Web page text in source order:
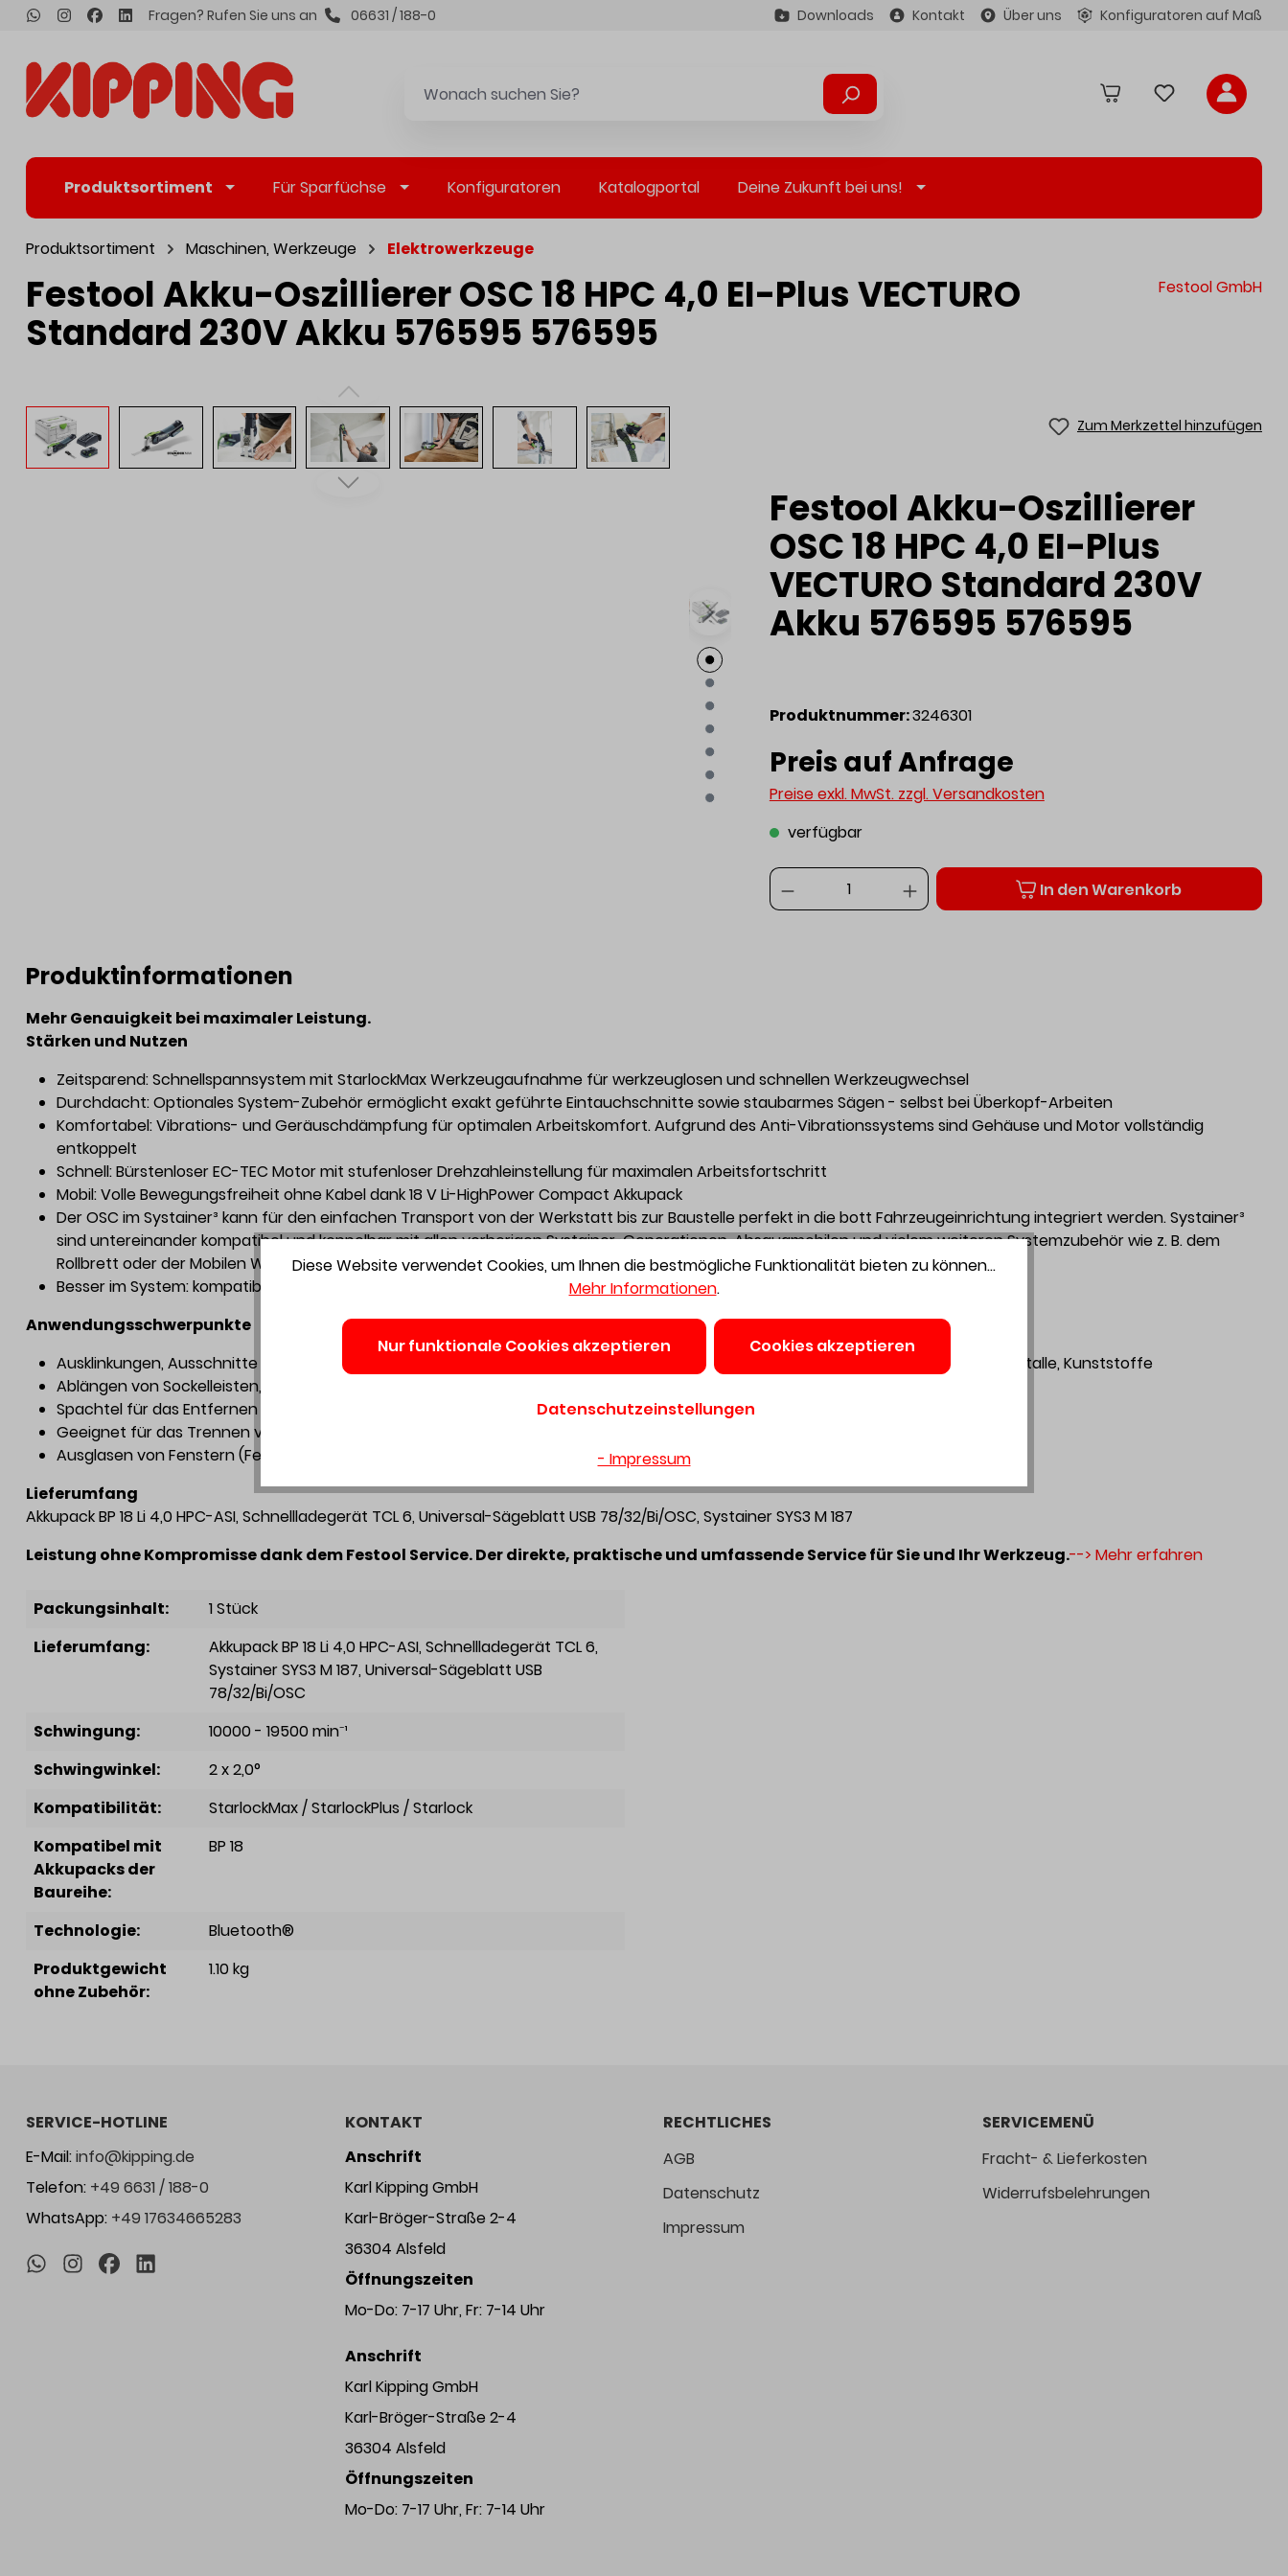
springen Fragen? Rufen Sie uns an 06631 / 188-0 Downloads Kontakt Über uns Konfiguratoren auf Maß
Produktsortiment Für Sparfüchse Konfiguratoren Katalogportal Deine Zukunft bei uns!
Produktsortiment Maschinen, Werkzeuge Elektrowerkzeuge
Festool Akku-Oszillierer OSC 18 HPC 4,0 EI-Plus VECTURO
Standard 230V Akku 576595 576595
Festool GmbH
Zum Merkzettel hinzufügen
Festool Akku-Oszillierer
OSC 18 HPC 4,0 EI-Plus
VECTURO Standard 230V
Akku 576595 576595
Produktnummer:3246301
Preis auf Anfrage
Preise exkl. MwSt. zzgl. Versandkosten
verfügbar
Anzahl
In den Warenkorb
Produktinformationen
Mehr Genauigkeit bei maximaler Leistung.
Stärken und Nutzen
Zeitsparend: Schnellspannsystem mit StarlockMax Werkzeugaufnahme für werkzeuglosen und schnellen Werkzeugwechsel
Durchdacht: Optionales System-Zubehör ermöglicht exakt geführte Eintauchschnitte sowie staubarmes Sägen - selbst bei Überkopf-Arbeiten
Komfortabel: Vibrations- und Geräuschdämpfung für optimalen Arbeitskomfort. Aufgrund des Anti-Vibrationssystems sind Gehäuse und Motor vollständig
entkoppelt
Schnell: Bürstenloser EC-TEC Motor mit stufenloser Drehzahleinstellung für maximalen Arbeitsfortschritt
Mobil: Volle Bewegungsfreiheit ohne Kabel dank 18 V Li-HighPower Compact Akkupack
Der OSC im Systainer³ kann für den einfachen Transport von der Werkstatt bis zur Baustelle perfekt in die bott Fahrzeugeinrichtung integriert werden. Systainer³
sind untereinander kompatibel und koppelbar mit allen vorherigen Systainer-Generationen, Absaugmobilen und vielem weiteren Systemzubehör wie z. B. dem
Rollbrett oder der Mobilen Werkstatt
Besser im System: kompatibel mit Akkupacks der Baureihe BP 18
Anwendungsschwerpunkte
Ausklinkungen, Ausschnitte und Eintauchschnitte in Holz, beschichtetes Holz, lackiertes Holz, Verbundstoffe, GFK, Gipskarton, NE-Metalle, Kunststoffe
Ablängen von Sockelleisten, Balken und Profilen aller Art; Ablängen von Türstöcken und Rohren
Spachtel für das Entfernen von Fliesenkleber, Altlacken, Klebstoffresten, Silikonen, Teppichboden und Unterbodenbeschichtungen
Geeignet für das Trennen von Marmorfugen, Epoxidharzfugen, Trassfugen, hartem Epoxid und Zementfugen
Ausglasen von Fenstern (Fensterkit)
Lieferumfang
Akkupack BP 18 Li 4,0 HPC-ASI, Schnellladegerät TCL 6, Universal-Sägeblatt USB 78/32/Bi/OSC, Systainer SYS3 M 187
Leistung ohne Kompromisse dank dem Festool Service. Der direkte, praktische und umfassende Service für Sie und Ihr Werkzeug.--> Mehr erfahren
Packungsinhalt:
1 Stück
Lieferumfang:
Akkupack BP 18 Li 4,0 HPC-ASI, Schnellladegerät TCL 6,
Systainer SYS3 M 187, Universal-Sägeblatt USB
78/32/Bi/OSC
Schwingung:
10000 - 19500 min⁻¹
Schwingwinkel:
2 x 2,0°
Kompatibilität:
StarlockMax / StarlockPlus / Starlock
Kompatibel mit
Akkupacks der
Baureihe:
BP 18
Technologie:
Bluetooth®
Produktgewicht
ohne Zubehör:
1.10 kg
SERVICE-HOTLINE
E-Mail:info@kipping.de
Telefon: +49 6631 / 188-0
WhatsApp: +49 17634665283
KONTAKT
Anschrift
Karl Kipping GmbH
Karl-Bröger-Straße 2-4
36304 Alsfeld
Öffnungszeiten
Mo-Do: 7-17 Uhr, Fr: 7-14 Uhr
Anschrift
Karl Kipping GmbH
Karl-Bröger-Straße 2-4
36304 Alsfeld
Öffnungszeiten
Mo-Do: 7-17 Uhr, Fr: 7-14 Uhr
RECHTLICHES
AGB
Datenschutz
Impressum
SERVICEMENÜ
Fracht- & Lieferkosten
Widerrufsbelehrungen
Diese Website verwendet Cookies, um Ihnen die bestmögliche Funktionalität bieten zu können...
Mehr Informationen.
Nur funktionale Cookies akzeptieren Cookies akzeptieren
Datenschutzeinstellungen
- Impressum